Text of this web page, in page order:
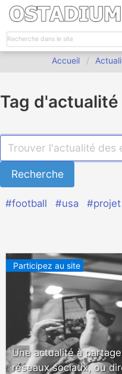
Accueil
Tag d'actualité
#football #usa #projet
Participez au site
Une actualité à
réseaux sociaux, ou